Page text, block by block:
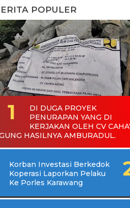
POPULER
DI DUGA PROYEK
PENURAPAN YANG DI
KERJAKAN OLEH CV
HASILNYA AMBURADUL.
Korban Investasi Berkedok
Koperasi Laporkan Pelaku
Ke Porles Karawang